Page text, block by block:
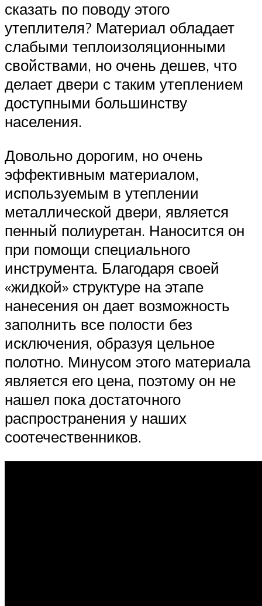
сказать по поводу этого
утеплителя? Материал обладает
слабыми теплоизоляционными
свойствами, но очень дешев, что
делает двери с таким утеплением
доступными большинству
населения.
Довольно дорогим, но очень
эффективным материалом,
используемым в утеплении
металлической двери, является
пенный полиуретан. Наносится он
при помощи специального
инструмента. Благодаря своей
«жидкой» структуре на этапе
нанесения он дает возможность
заполнить все полости без
исключения, образуя цельное
полотно. Минусом этого материала
является его цена, поэтому он не
нашел пока достаточного
распространения у наших
соотечественников.